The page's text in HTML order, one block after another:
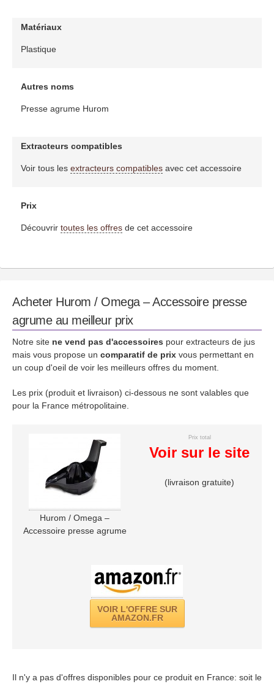
Matériaux
Plastique
Autres noms
Presse agrume Hurom
Extracteurs compatibles
Voir tous les extracteurs compatiblesavec cet accessoire
Prix
Découvrir toutes les offresde cet accessoire
Acheter Hurom / Omega – Accessoire presse
agrume au meilleur prix
Notre site ne vend pas d'accessoires pour extracteurs de jus
mais vous propose un comparatif de prix vous permettant en
un coup d'oeil de voir les meilleurs offres du moment.
Les prix (produit et livraison) ci-dessous ne sont valables que
pour la France métropolitaine.
Hurom / Omega –
Accessoire presse agrume
Prix total
Voir sur le site
(livraison gratuite)
VOIR L'OFFRE SUR
AMAZON.FR
Il n'y a pas d'offres disponibles pour ce produit en France: soit le